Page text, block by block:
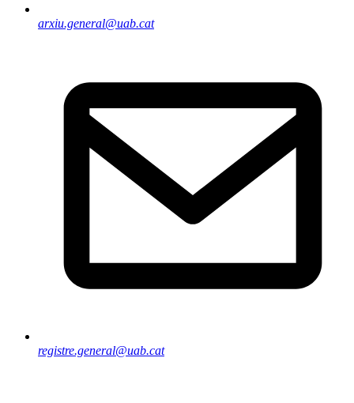
arxiu.general@uab.cat
registre.general@uab.cat